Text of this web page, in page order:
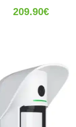
209.90€